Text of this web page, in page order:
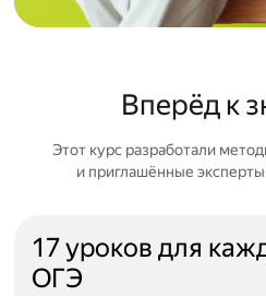
Вперёд к
Этот курс разработали
и приглашённые
17 уроков для
ОГЭ